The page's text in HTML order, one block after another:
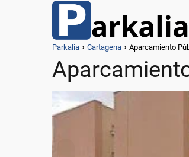
Parkalia Cartagena Aparcamiento